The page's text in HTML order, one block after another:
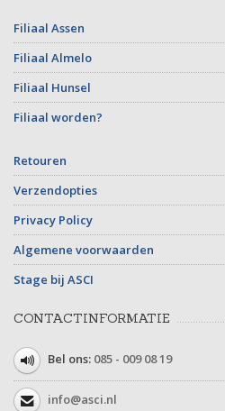
Filiaal Assen
Filiaal Almelo
Filiaal Hunsel
Filiaal worden?
Retouren
Verzendopties
Privacy Policy
Algemene voorwaarden
Stage bij ASCI
CONTACTINFORMATIE
Bel ons: 085 - 009 08 19
info@asci.nl